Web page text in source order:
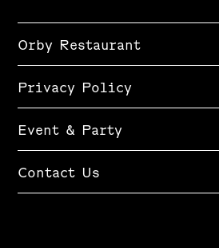
Orby Restaurant
Privacy Policy
Event & Party
Contact Us